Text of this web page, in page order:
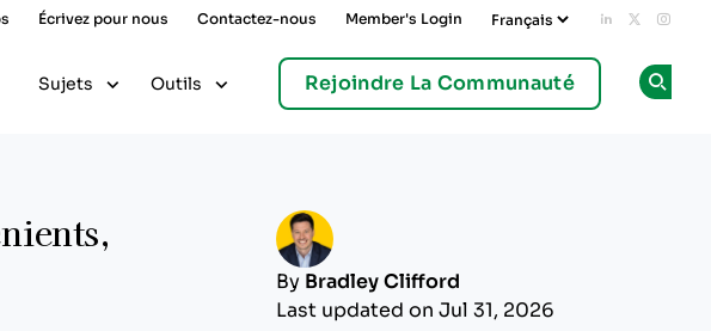
Écrivez pour nous Contactez-nous Member's Login Add us on
Follow
Sujets Outils Rejoindre La Communauté
By Bradley Clifford
Last updated on Jul 31, 2026